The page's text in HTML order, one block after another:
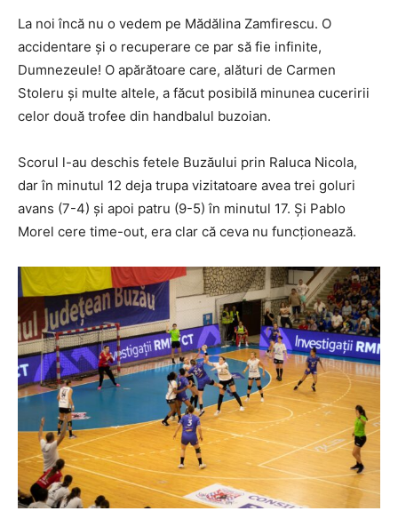
La noi încă nu o vedem pe Mădălina Zamfirescu. O
accidentare și o recuperare ce par să fie infinite,
Dumnezeule! O apărătoare care, alături de Carmen
Stoleru și multe altele, a făcut posibilă minunea cuceririi
celor două trofee din handbalul buzoian.
Scorul l-au deschis fetele Buzăului prin Raluca Nicola,
dar în minutul 12 deja trupa vizitatoare avea trei goluri
avans (7-4) și apoi patru (9-5) în minutul 17. Și Pablo
Morel cere time-out, era clar că ceva nu funcționează.